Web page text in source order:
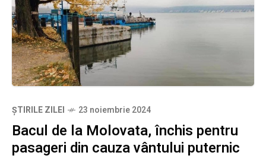
ȘTIRILE ZILEI 23 noiembrie 2024
Bacul de la Molovata, închis pentru
pasageri din cauza vântului puternic